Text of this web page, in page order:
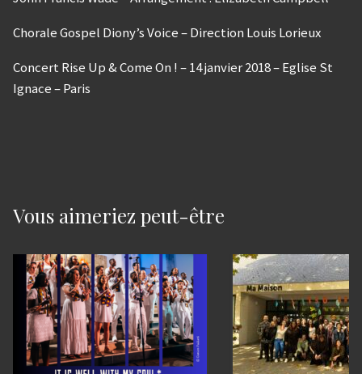
Chorale Gospel Diony’s Voice – Direction Louis Lorieux
Concert Rise Up & Come On ! – 14 janvier 2018 – Eglise St
Ignace – Paris
Vous aimeriez peut-être